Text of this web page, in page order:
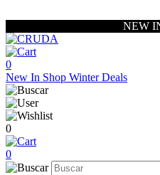
NEW
0
New In Shop Winter Deals
0
0